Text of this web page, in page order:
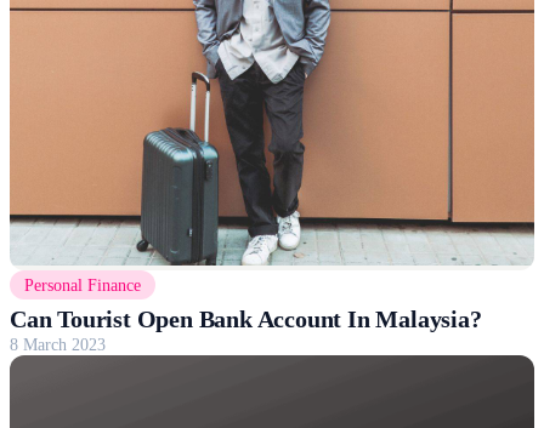
Personal Finance
Can Tourist Open Bank Account In Malaysia?
8 March 2023